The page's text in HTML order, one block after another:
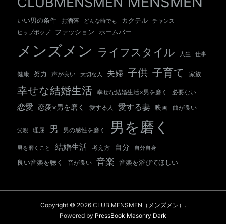
いい男の条件 お洒落 どんな時でも カクテル チャンス
ヒップポップ ファッション ホームバー
メンズメン ライフスタイル 人生 仕事
健康 努力 声が良い 大切な人 夫婦 子供 子育て 家族
幸せな結婚生活 幸せな結婚生活×男を磨く 必要ない
恋愛 恋愛×男を磨く 愛する人 愛する妻 映画 曲が良い
父親 理屈 男 男の感性を磨く 男を磨く
男を磨くこと 結婚生活 考え方 自分 自分自身
良い音楽を聴く 音が良い 音楽 音楽を浴びてほしい
Copyright © 2026 CLUB MENSMEN（メンズメン）.
Powered by PressBook Masonry Dark